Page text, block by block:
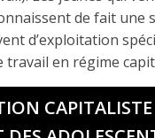
de fait une
d’exploitation
travail en régime
CAPITALISTE